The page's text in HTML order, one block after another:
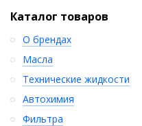
Каталог товаров
О брендах
Масла
Технические жидкости
Автохимия
Фильтра